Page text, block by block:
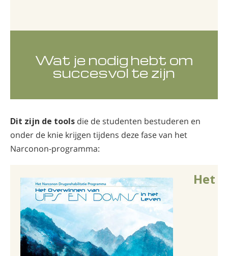
Wat je nodig hebt om
succesvol te zijn
Dit zijn de tools die de studenten bestuderen en
onder de knie krijgen tijdens deze fase van het
Narconon-programma:
Het